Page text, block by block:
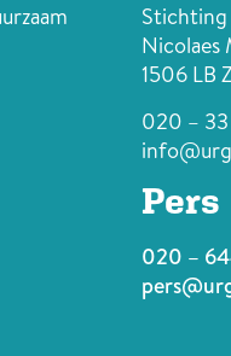
Nicolaes
1506 LB
020 –
Pers
020 –